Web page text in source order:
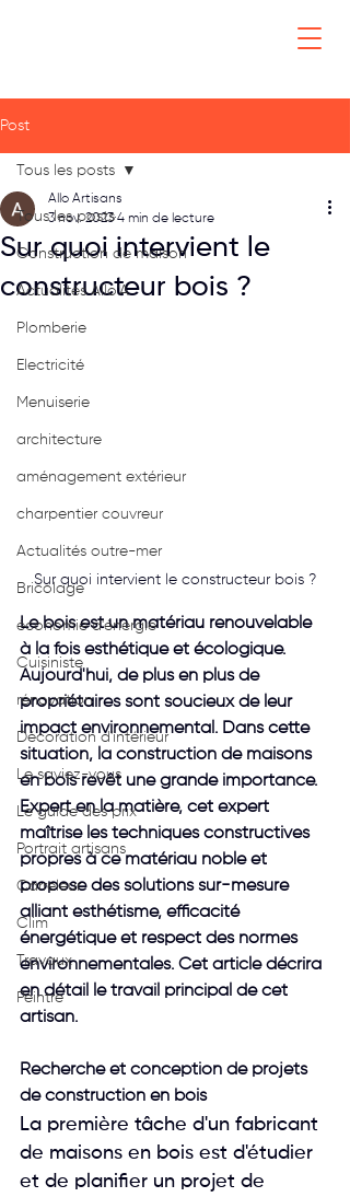
Post
Tous les posts
Construction de maison
Actualités Allo'A
Plomberie
Electricité
Menuiserie
architecture
aménagement extérieur
charpentier couvreur
Actualités outre-mer
Bricolage
économie d'énergie
Cuisiniste
rénovation
Décoration d'intérieur
Le saviez-vous
Le guide des prix
Portrait artisans
Carreleur
Clim
Travaux
Peintre
Tous les posts
Sur quoi intervient le
constructeur bois ?
Allo Artisans
3 nov. 2023 4 min de lecture
Sur quoi intervient le constructeur bois ?
Le bois est un matériau renouvelable
à la fois esthétique et écologique.
Aujourd'hui, de plus en plus de
propriétaires sont soucieux de leur
impact environnemental. Dans cette
situation, la construction de maisons
en bois revêt une grande importance.
Expert en la matière, cet expert
maîtrise les techniques constructives
propres à ce matériau noble et
propose des solutions sur-mesure
alliant esthétisme, efficacité
énergétique et respect des normes
environnementales. Cet article décrira
en détail le travail principal de cet
artisan.
Recherche et conception de projets
de construction en bois
La première tâche d'un fabricant
de maisons en bois est d'étudier
et de planifier un projet de